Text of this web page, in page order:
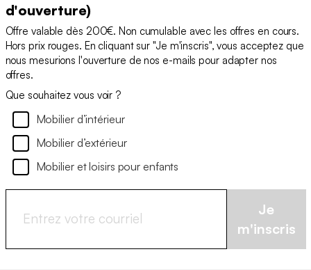
d'ouverture)
Offre valable dès 200€. Non cumulable avec les offres en cours.
Hors prix rouges. En cliquant sur "Je m'inscris", vous acceptez que
nous mesurions l'ouverture de nos e-mails pour adapter nos
offres.
Que souhaitez vous voir ?
Mobilier d’intérieur
Mobilier d’extérieur
Mobilier et loisirs pour enfants
Je
m'inscris